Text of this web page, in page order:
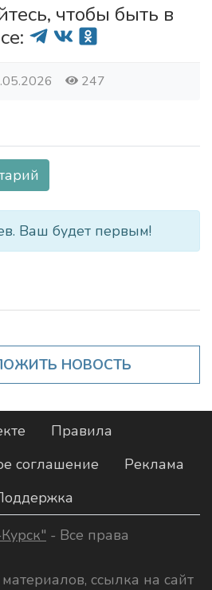
чтобы быть в
247
Ваш будет первым!
НОВОСТЬ
Правила
соглашение
Реклама
- Все права
ссылка на сайт